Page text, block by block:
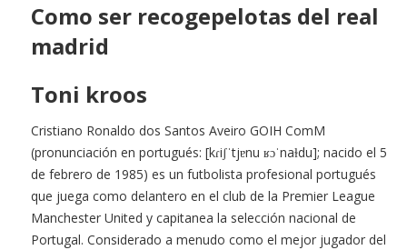
Como ser recogepelotas del real
madrid
Toni kroos
Cristiano Ronaldo dos Santos Aveiro GOIH ComM
(pronunciación en portugués: [kɾiʃˈtjɐnu ʁɔˈnaɫdu]; nacido el 5
de febrero de 1985) es un futbolista profesional portugués
que juega como delantero en el club de la Premier League
Manchester United y capitanea la selección nacional de
Portugal. Considerado a menudo como el mejor jugador del